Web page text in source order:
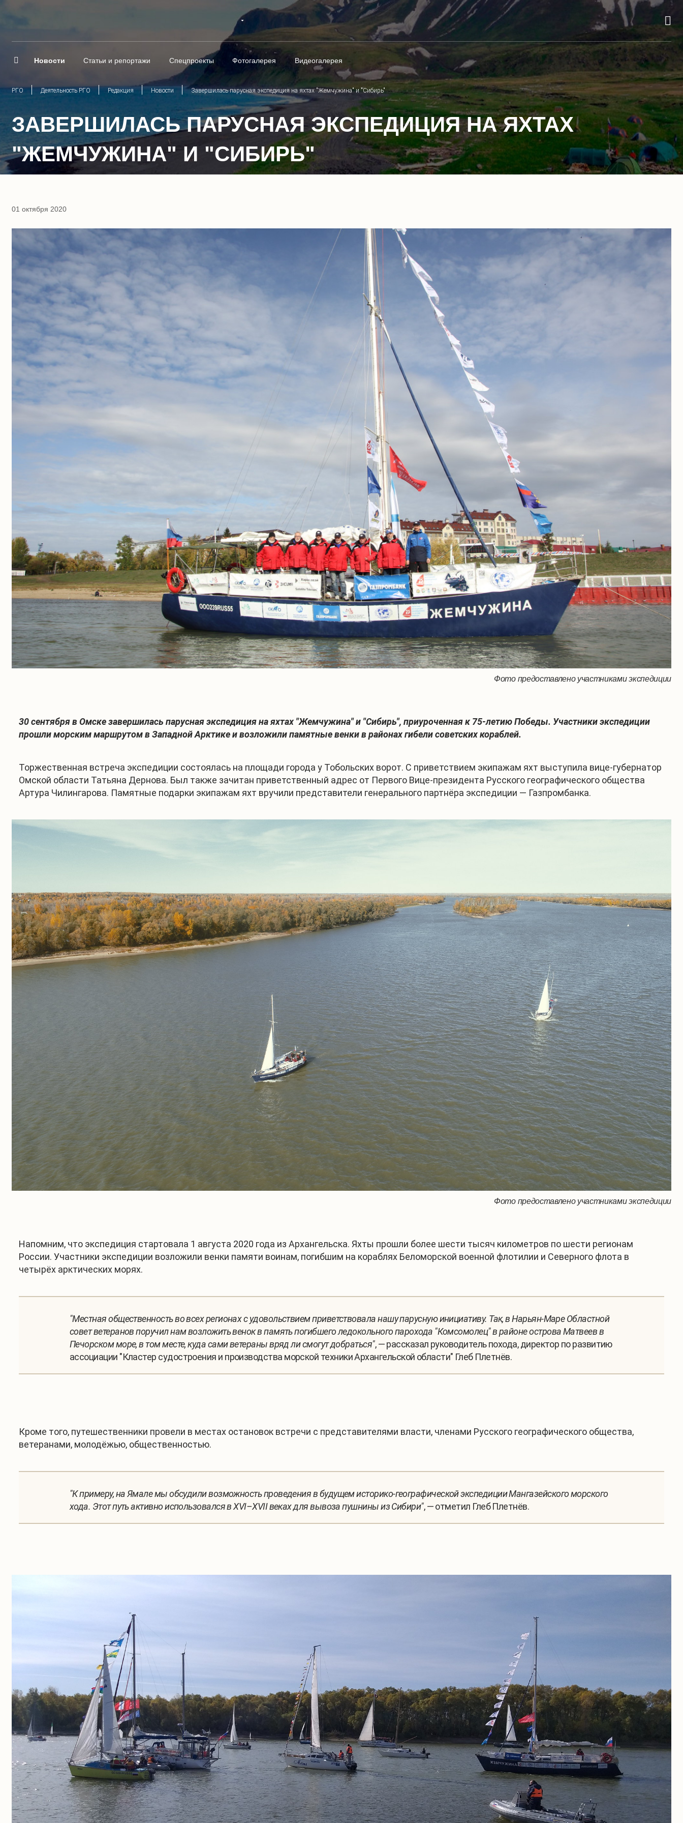
Новости Статьи и репортажи Спецпроекты Фотогалерея Видеогалерея
РГО Деятельность РГО Редакция Новости Завершилась парусная экспедиция на яхтах "Жемчужина" и "Сибирь"
ЗАВЕРШИЛАСЬ ПАРУСНАЯ ЭКСПЕДИЦИЯ НА ЯХТАХ
"ЖЕМЧУЖИНА" И "СИБИРЬ"
01 октября 2020
Фото предоставлено участниками экспедиции
30 сентября в Омске завершилась парусная экспедиция на яхтах "Жемчужина" и "Сибирь", приуроченная к 75-летию Победы. Участники экспедиции
прошли морским маршрутом в Западной Арктике и возложили памятные венки в районах гибели советских кораблей.
Торжественная встреча экспедиции состоялась на площади города у Тобольских ворот. С приветствием экипажам яхт выступила вице-губернатор
Омской области Татьяна Дернова. Был также зачитан приветственный адрес от Первого Вице-президента Русского географического общества
Артура Чилингарова. Памятные подарки экипажам яхт вручили представители генерального партнёра экспедиции — Газпромбанка.
Фото предоставлено участниками экспедиции
Напомним, что экспедиция стартовала 1 августа 2020 года из Архангельска. Яхты прошли более шести тысяч километров по шести регионам
России. Участники экспедиции возложили венки памяти воинам, погибшим на кораблях Беломорской военной флотилии и Северного флота в
четырёх арктических морях.
"Местная общественность во всех регионах с удовольствием приветствовала нашу парусную инициативу. Так, в Нарьян-Маре Областной
совет ветеранов поручил нам возложить венок в память погибшего ледокольного парохода "Комсомолец" в районе острова Матвеев в
Печорском море, в том месте, куда сами ветераны вряд ли смогут добраться", — рассказал руководитель похода, директор по развитию
ассоциации "Кластер судостроения и производства морской техники Архангельской области" Глеб Плетнёв.
Кроме того, путешественники провели в местах остановок встречи с представителями власти, членами Русского географического общества,
ветеранами, молодёжью, общественностью.
"К примеру, на Ямале мы обсудили возможность проведения в будущем историко-географической экспедиции Мангазейского морского
хода. Этот путь активно использовался в XVI–XVII веках для вывоза пушнины из Сибири", — отметил Глеб Плетнёв.